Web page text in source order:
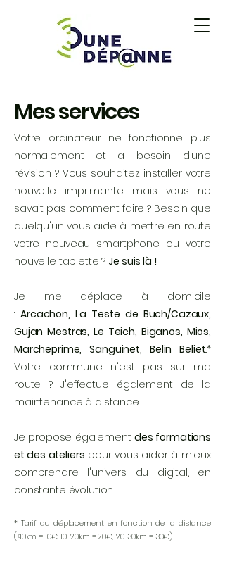
Mes services
Votre ordinateur ne fonctionne plus
normalement et a besoin d'une
révision ? Vous souhaitez installer votre
nouvelle imprimante mais vous ne
savait pas comment faire ? Besoin que
quelqu'un vous aide à mettre en route
votre nouveau smartphone ou votre
nouvelle tablette ?Je suis là !
Je me déplace à domicile
:Arcachon,La Teste de Buch/Cazaux,
Gujan Mestras, Le Teich, Biganos, Mios,
Marcheprime, Sanguinet, Belin Beliet..*
Votre commune n'est pas sur ma
route ? J'effectue également de la
maintenance à distance !
Je propose égalementdes formations
et des ateliers pour vous aider à mieux
comprendre l'univers du digital, en
constante évolution !
* Tarif du déplacement en fonction de la distance
(<10km = 10€, 10-20km = 20€, 20-30km = 30€)